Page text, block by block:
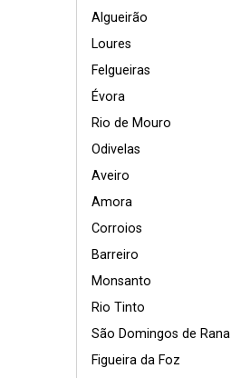
Algueirão
Loures
Felgueiras
Évora
Rio de Mouro
Odivelas
Aveiro
Amora
Corroios
Barreiro
Monsanto
Rio Tinto
São Domingos de Rana
Figueira da Foz